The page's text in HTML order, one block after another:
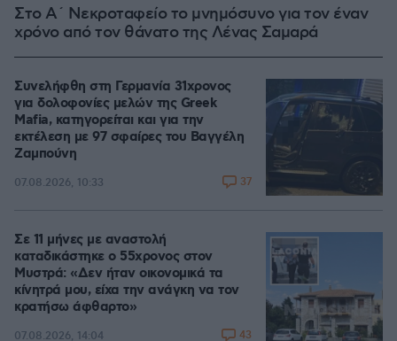
Στο Α΄ Νεκροταφείο το μνημόσυνο για τον έναν
χρόνο από τον θάνατο της Λένας Σαμαρά
Συνελήφθη στη Γερμανία 31χρονος
για δολοφονίες μελών της Greek
Mafia, κατηγορείται και για την
εκτέλεση με 97 σφαίρες του Βαγγέλη
Ζαμπούνη
07.08.2026, 10:33 37
Σε 11 μήνες με αναστολή
καταδικάστηκε ο 55χρονος στον
Μυστρά: «Δεν ήταν οικονομικά τα
κίνητρά μου, είχα την ανάγκη να τον
κρατήσω άφθαρτο»
07.08.2026, 14:04 43